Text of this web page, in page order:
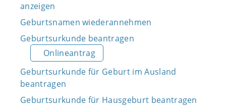
anzeigen
Geburtsnamen wiederannehmen
Geburtsurkunde beantragen
Onlineantrag
Geburtsurkunde für Geburt im Ausland
beantragen
Geburtsurkunde für Hausgeburt beantragen